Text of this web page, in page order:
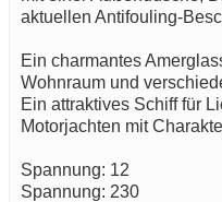
aktuellen Antifouling-
Ein charmantes
Wohnraum und
Ein attraktives Schiff für
Motorjachten mit
Spannung: 12
Spannung: 230